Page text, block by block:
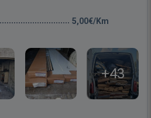
5,00€/Km
+43